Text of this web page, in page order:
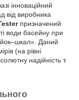
інноваційний
від виробника
призначений
води басейну при
Даний
(на рівні
надійність т.